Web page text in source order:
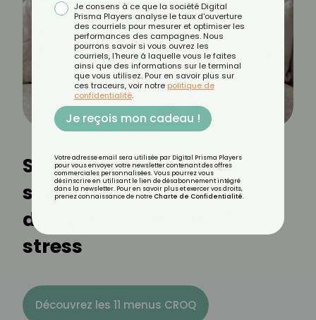
Stresslaxing : quand le
simple fait d'essayer de se
détendre provoque du
stress
Découvrez les 11 menus CROQ
Je consens à ce que la société Digital
Prisma Players analyse le taux d'ouverture
des courriels pour mesurer et optimiser les
performances des campagnes. Nous
pourrons savoir si vous ouvrez les
courriels, l'heure à laquelle vous le faites
ainsi que des informations sur le terminal
que vous utilisez. Pour en savoir plus sur
ces traceurs, voir notre politique de
confidentialité.
Je reçois mon cadeau !
Votre adresse email sera utilisée par Digital Prisma Players
pour vous envoyer votre newsletter contenant des offres
commerciales personnalisées. Vous pourrez vous
désinscrire en utilisant le lien de désabonnement intégré
dans la newsletter. Pour en savoir plus et exercer vos droits,
prenez connaissance de notre Charte de Confidentialité.